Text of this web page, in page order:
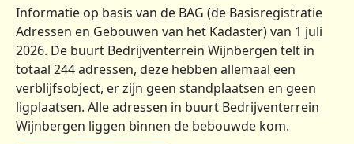
Informatie op basis van de BAG (de Basisregistratie
Adressen en Gebouwen van het Kadaster) van 1 juli
2026. De buurt Bedrijventerrein Wijnbergen telt in
totaal 244 adressen, deze hebben allemaal een
verblijfsobject, er zijn geen standplaatsen en geen
ligplaatsen. Alle adressen in buurt Bedrijventerrein
Wijnbergen liggen binnen de bebouwde kom.